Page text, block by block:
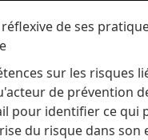
de ses
sur les risques
de prévention
pour identifier ce qui
du risque dans